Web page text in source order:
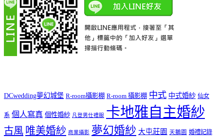
DCwedding夢幻城堡 R-room攝影棚 R-room 攝影棚 中式 中式婚紗 仙女
系 個人寫真 個性婚紗 凡登男仕禮服 卡地雅自主婚紗
古風 唯美婚紗 商業攝影 夢幻婚紗 大屯莊園 天鵝園 婚禮記錄